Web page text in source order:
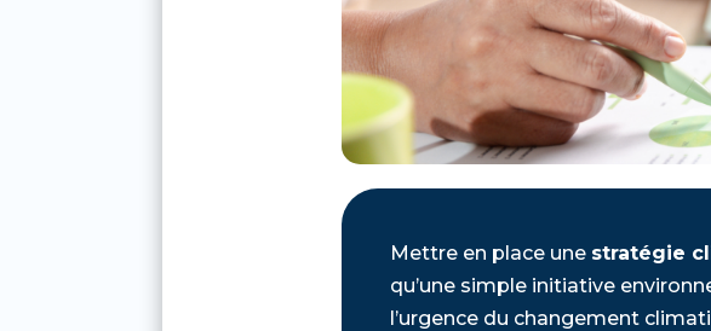
Mettre en place une stratégie
qu’une simple initiative
l’urgence du changement